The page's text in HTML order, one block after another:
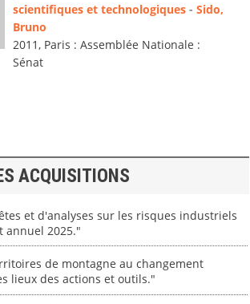
scientifiques et technologiques - Sido,
Bruno
2011, Paris : Assemblée Nationale :
Sénat
ACQUISITIONS
et d'analyses sur les risques industriels
annuel 2025."
de montagne au changement
lieux des actions et outils."